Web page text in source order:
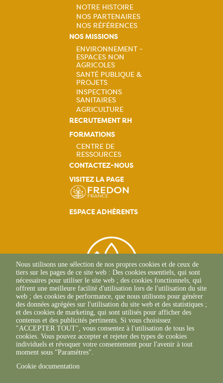
Navigation
principale
NOTRE HISTOIRE
NOS PARTENAIRES
NOS RÉFÉRENCES
NOS MISSIONS
Navigation
principale
ENVIRONNEMENT -
ESPACES NON
AGRICOLES
SANTÉ PUBLIQUE &
PROJETS
INSPECTIONS
SANITAIRES
AGRICULTURE
RECRUTEMENT RH
FORMATIONS
Navigation
principale
CENTRE DE
RESSOURCES
CONTACTEZ-NOUS
VISITEZ LA PAGE
ESPACE ADHÉRENTS
2, Esplanade Roland
Garros
51 100 REIMS
03.26.77.36.70
Nous utilisons une sélection de nos propres cookies et de ceux de
tiers sur les pages de ce site web : Des cookies essentiels, qui sont
nécessaires pour utiliser le site web ; des cookies fonctionnels, qui
offrent une meilleure facilité d'utilisation lors de l'utilisation du site
web ; des cookies de performance, que nous utilisons pour générer
des données agrégées sur l'utilisation du site web et des statistiques ;
et des cookies de marketing, qui sont utilisés pour afficher des
contenus et des publicités pertinents. Si vous choisissez
"ACCEPTER TOUT", vous consentez à l'utilisation de tous les
cookies. Vous pouvez accepter et rejeter des types de cookies
individuels et révoquer votre consentement pour l'avenir à tout
moment sous "Paramètres".
Cookie documentation